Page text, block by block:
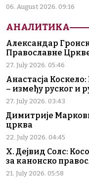
06. August 2026. 09:16
АНАЛИТИКА
Александар
Православне Цркве
27. July 2026. 05:46
Анастасја
– између руског и
27. July 2026. 03:43
Димитрије
црква
22. July 2026. 04:45
Х. Дејвид Солс:
за канонско
21. July 2026. 05:58